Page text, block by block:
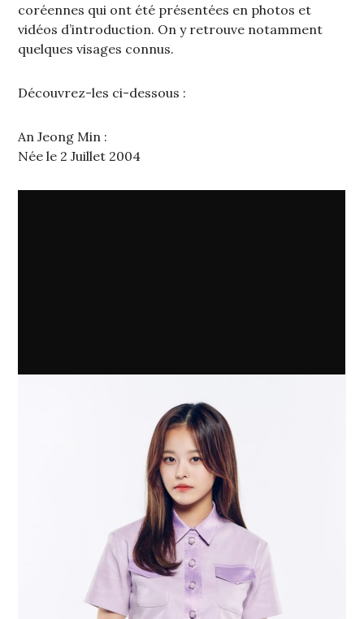
coréennes qui ont été présentées en photos et
vidéos d’introduction. On y retrouve notamment
quelques visages connus.
Découvrez-les ci-dessous :
An Jeong Min :
Née le 2 Juillet 2004